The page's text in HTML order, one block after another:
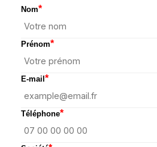
Nom*
Prénom*
E-mail*
Téléphone*